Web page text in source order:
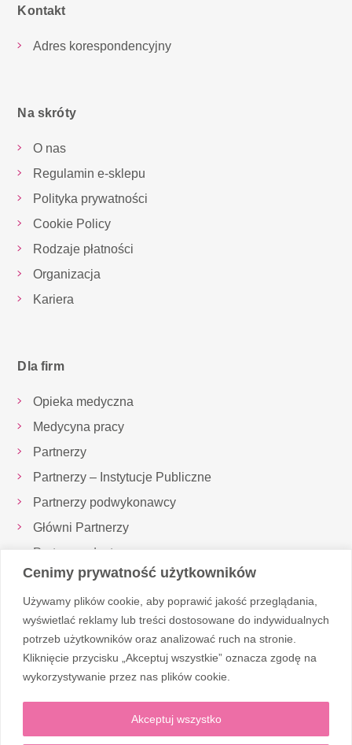
Cenimy prywatność użytkowników
Używamy plików cookie, aby poprawić jakość przeglądania,
wyświetlać reklamy lub treści dostosowane do indywidualnych
potrzeb użytkowników oraz analizować ruch na stronie.
Kliknięcie przycisku „Akceptuj wszystkie” oznacza zgodę na
wykorzystywanie przez nas plików cookie.
Akceptuj wszystko
Kontakt
Adres korespondencyjny
Na skróty
O nas
Regulamin e-sklepu
Polityka prywatności
Cookie Policy
Rodzaje płatności
Organizacja
Kariera
Dla firm
Opieka medyczna
Medycyna pracy
Partnerzy
Partnerzy – Instytucje Publiczne
Partnerzy podwykonawcy
Główni Partnerzy
Partnerzy dostawcy
Inspektor Ochrony Danych
Realizowane projekty